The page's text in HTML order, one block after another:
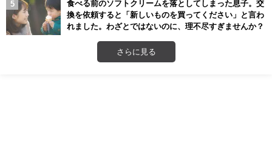
食べる前のソフトクリームを落としてしまった息子。交
換を依頼すると「新しいものを買ってください」と言わ
れました。わざとではないのに、理不尽すぎませんか？
さらに見る